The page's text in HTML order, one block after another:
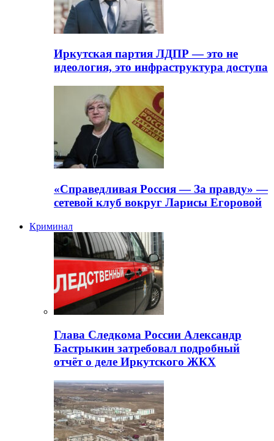
Иркутская партия ЛДПР — это не
идеология, это инфраструктура доступа
«Справедливая Россия — За правду» —
сетевой клуб вокруг Ларисы Егоровой
Криминал
Глава Следкома России Александр
Бастрыкин затребовал подробный
отчёт о деле Иркутского ЖКХ